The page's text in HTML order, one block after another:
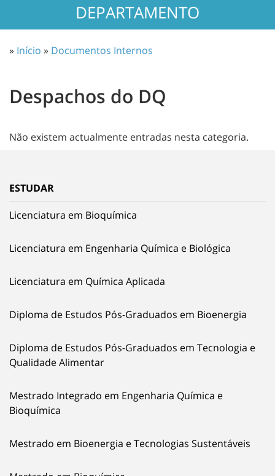
DEPARTAMENTO
» Início » Documentos Internos
Despachos do DQ
Não existem actualmente entradas nesta categoria.
ESTUDAR
Licenciatura em Bioquímica
Licenciatura em Engenharia Química e Biológica
Licenciatura em Química Aplicada
Diploma de Estudos Pós-Graduados em Bioenergia
Diploma de Estudos Pós-Graduados em Tecnologia e
Qualidade Alimentar
Mestrado Integrado em Engenharia Química e
Bioquímica
Mestrado em Bioenergia e Tecnologias Sustentáveis